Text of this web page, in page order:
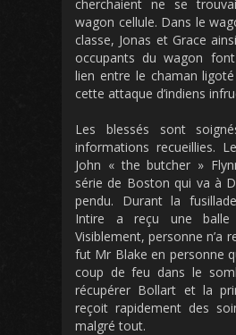
cherchaient ne se
wagon cellule. Dans le
classe, Jonas et Grace
occupants du wagon
lien entre le chaman
cette attaque d’indiens
Les blessés sont
informations recueillies.
John « the butcher »
série de Boston qui va à
pendu. Durant la
Intire a reçu une
Visiblement, personne n’a
fut Mr Blake en personne
coup de feu dans le
récupérer Bollart et la
reçoit rapidement des
malgré tout.